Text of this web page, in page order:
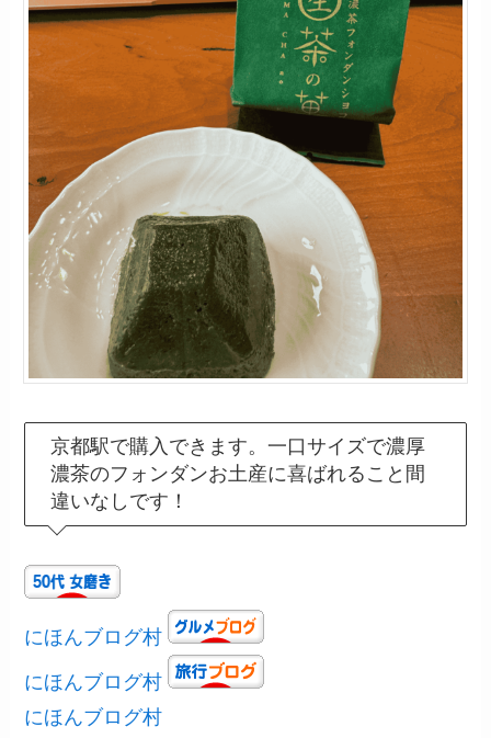
京都駅で購入できます。一口サイズで濃厚
濃茶のフォンダンお土産に喜ばれること間
違いなしです！
にほんブログ村
にほんブログ村
にほんブログ村